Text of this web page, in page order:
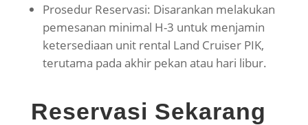
Prosedur Reservasi: Disarankan melakukan
pemesanan minimal H-3 untuk menjamin
ketersediaan unit rental Land Cruiser PIK,
terutama pada akhir pekan atau hari libur.
Reservasi Sekarang